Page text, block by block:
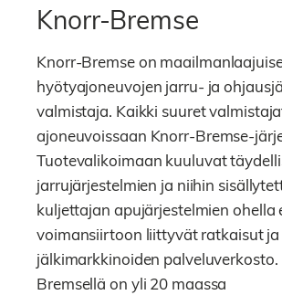
Knorr-Bremse
Knorr-Bremse on
hyötyajoneuvojen jarru- ja
valmistaja. Kaikki suuret
ajoneuvoissaan Knorr-Bremse-
Tuotevalikoimaan kuuluvat
jarrujärjestelmien ja niihin
kuljettajan apujärjestelmien ohella
voimansiirtoon liittyvät ratkaisut
jälkimarkkinoiden palveluverkosto.
Bremsellä on yli 20 maassa